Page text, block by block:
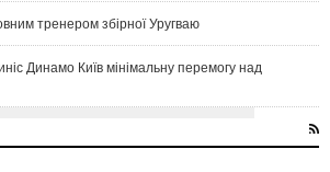
тренером збірної Уругваю
Динамо Київ мінімальну перемогу над